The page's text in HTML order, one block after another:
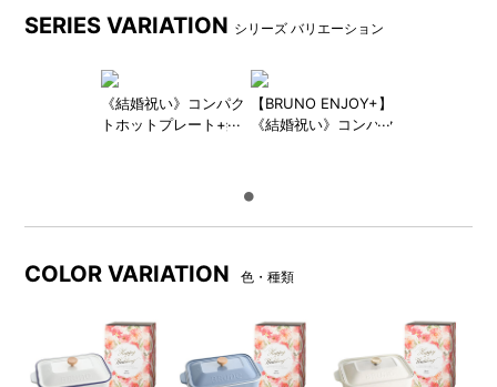
関連ページ
ホットプレート｜コンパクトホットプレート ｜コンパクトホッ
SERIES VARIATION シリーズ バリエーション
《結婚祝い》コンパク
トホットプレート+鍋
【BRUNO ENJOY+】
《結婚祝い》コンパク
COLOR VARIATION 色・種類